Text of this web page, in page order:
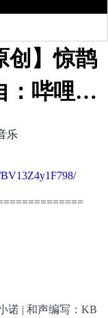
创】惊鹊
：哔哩哔
乐
诺 | 和声编写：KB